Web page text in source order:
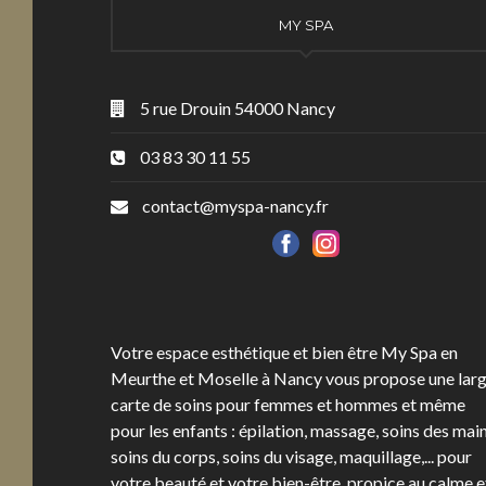
MY SPA
5 rue Drouin 54000 Nancy
03 83 30 11 55
contact@myspa-nancy.fr
Votre espace esthétique et bien être My Spa en
Meurthe et Moselle à Nancy vous propose une
carte de soins pour femmes et hommes et même
pour les enfants : épilation, massage, soins des
soins du corps, soins du visage, maquillage,... pour